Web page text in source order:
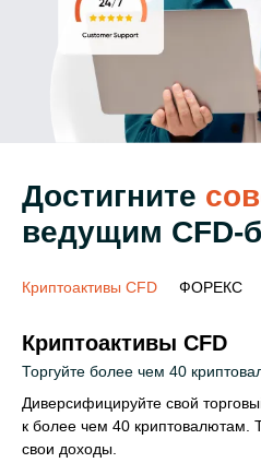
Достигните
ведущим CFD-
Криптоактивы CFD ФОРЕКС
Криптоактивы CFD
Торгуйте более чем 40
Диверсифицируйте свой
к более чем 40 криптовалютам.
свои доходы.